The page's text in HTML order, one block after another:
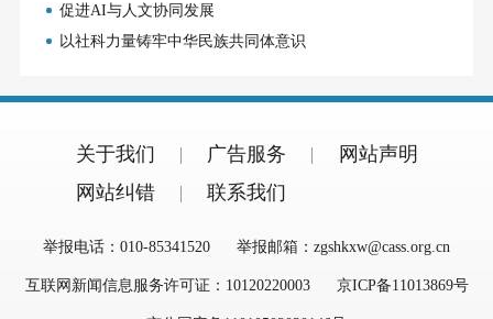
促进AI与人文协同发展
以社科力量铸牢中华民族共同体意识
关于我们 广告服务
网站声明
网站纠错
联系我们
举报电话：010-85341520 举报邮箱：zgshkxw@cass.org.cn
互联网新闻信息服务许可证：10120220003 京ICP备11013869号